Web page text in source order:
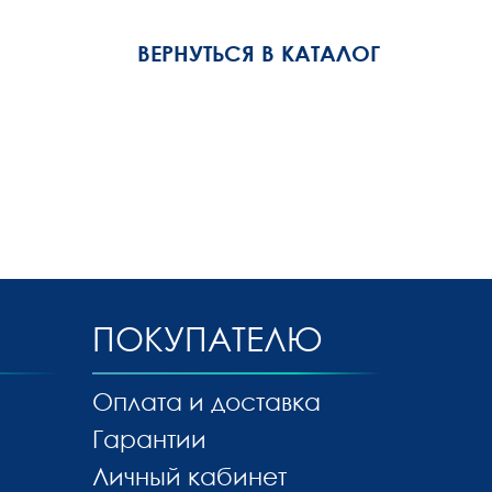
ВЕРНУТЬСЯ В КАТАЛОГ
ПОКУПАТЕЛЮ
Оплата и доставка
Гарантии
Личный кабинет